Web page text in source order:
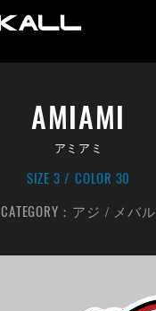
AMIAMI
アミアミ
SIZE 3
COLOR 30
CATEGORY： アジ メバル